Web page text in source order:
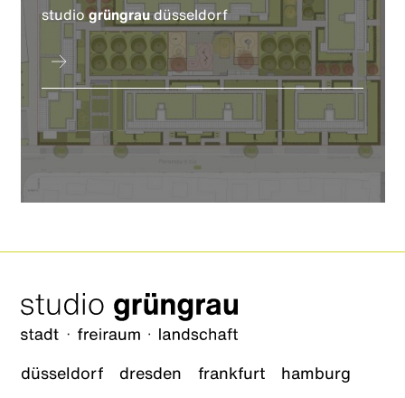
studiogrüngraudüsseldorf
düsseldorf dresden frankfurt hamburg